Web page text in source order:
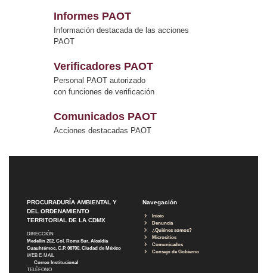
Informes PAOT
Información destacada de las acciones
PAOT
Verificadores PAOT
Personal PAOT autorizado
con funciones de verificación
Comunicados PAOT
Acciones destacadas PAOT
PROCURADURÍA AMBIENTAL Y
DEL ORDENAMIENTO
TERRITORIAL DE LA CDMX
DIRECCIÓN
Medellín 202, Col. Roma Sur, Alcaldía
Cuauhtémoc, C.P. 06700, Ciudad de México
WEB E-MAIL
Correo Institucional
TELÉFONO
Navegación
Inicio
Denuncia
¿Quiénes somos?
Micrositios
Comunicados
Consejo de Gobierno